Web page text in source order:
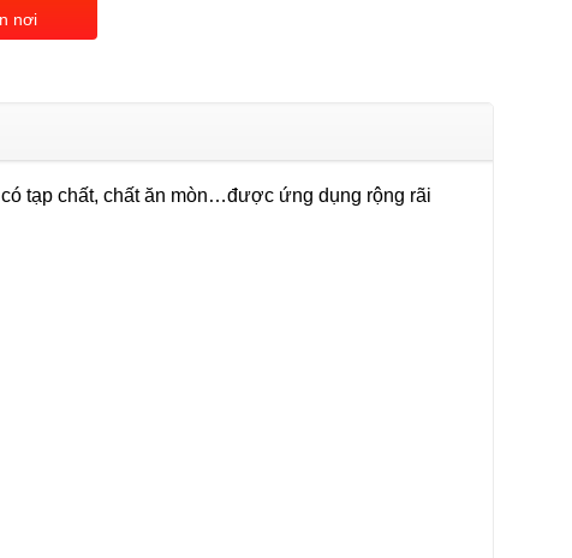
nơi
tạp chất, chất ăn mòn…được ứng dụng rộng rãi